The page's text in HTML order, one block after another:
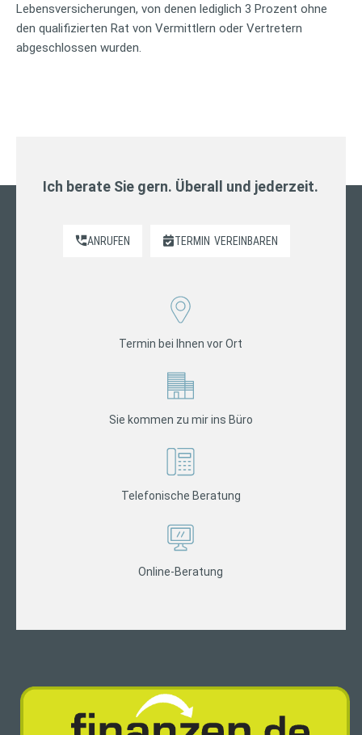
Lebensversicherungen, von denen lediglich 3 Prozent ohne
den qualifizierten Rat von Vermittlern oder Vertretern
abgeschlossen wurden.
Ich berate Sie gern. Überall und jederzeit.
ANRUFEN TERMIN VEREINBAREN
Termin bei Ihnen vor Ort
Sie kommen zu mir ins Büro
Telefonische Beratung
Online-Beratung